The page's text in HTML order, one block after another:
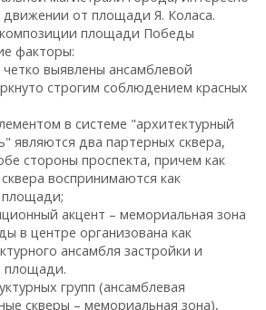
движении от площади Я. Коласа.
площади Победы
факторы:
выявлены ансамблевой
строгим соблюдением красных
в системе "архитектурный
являются два партерных сквера,
стороны проспекта, причем как
воспринимаются как
площади;
акцент – мемориальная зона
в центре организована как
ансамбля застройки и
площади.
групп (ансамблевая
скверы – мемориальная зона),